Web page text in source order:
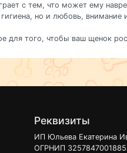
с тем, что может ему
но и любовь,
для того, чтобы ваш щенок
Реквизиты
ИП Юльева Екатерина
ОГРНИП